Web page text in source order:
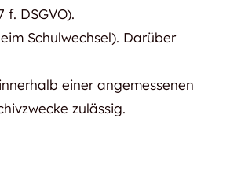
DSGVO).
Schulwechsel). Darüber
einer angemessenen
zulässig.